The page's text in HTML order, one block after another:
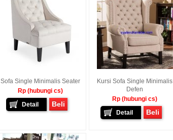
Sofa Single Minimalis Seater
Rp (hubungi cs)
Detail
Beli
Kursi Sofa Single Minimalis
Defen
Rp (hubungi cs)
Detail
Beli